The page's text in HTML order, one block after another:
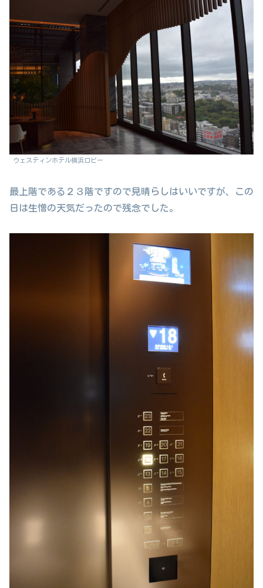
ウェスティンホテル横浜ロビー
最上階である２３階ですので見晴らしはいいですが、この
日は生憎の天気だったので残念でした。